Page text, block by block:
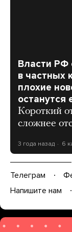
Власти РФ
в частных
плохие
останутся
Короткий
сложнее
3 года назад 6
Телеграм
Напишите нам